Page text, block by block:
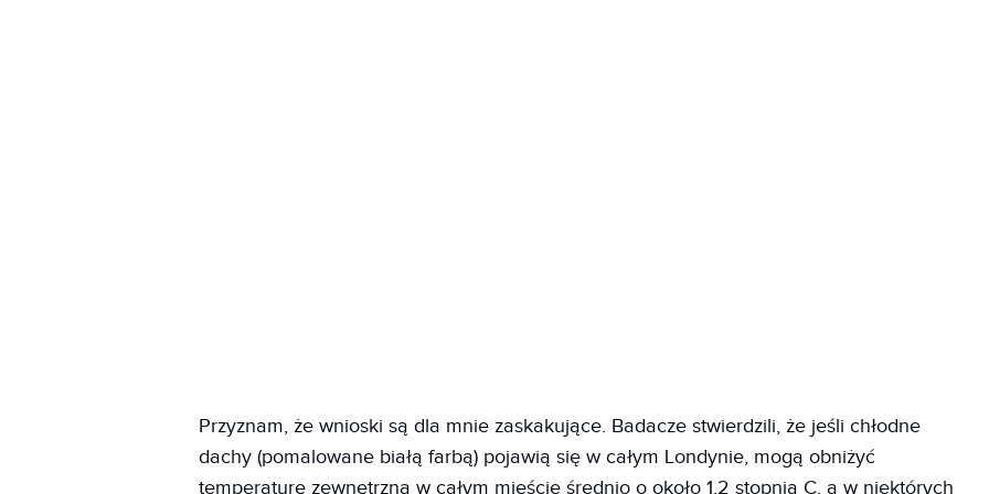
Przyznam, że wnioski są dla mnie zaskakujące. Badacze stwierdzili, że jeśli chłodne
dachy (pomalowane białą farbą) pojawią się w całym Londynie, mogą obniżyć
temperaturę zewnętrzną w całym mieście średnio o około 1,2 stopnia C, a w niektórych